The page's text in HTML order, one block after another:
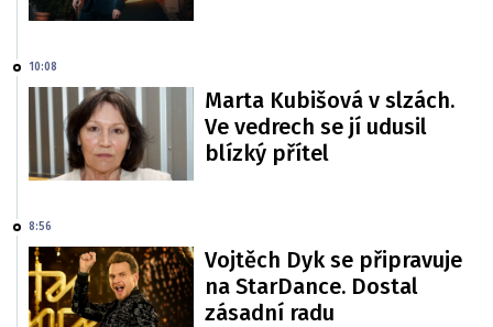
10:08
Marta Kubišová v slzách.
Ve vedrech se jí udusil
blízký přítel
8:56
Vojtěch Dyk se připravuje
na StarDance. Dostal
zásadní radu